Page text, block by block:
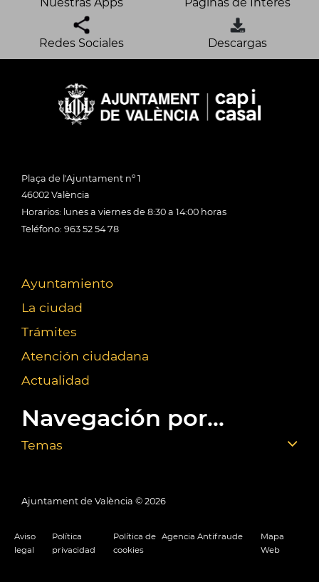
Redes Sociales Descargas
Plaça de l'Ajuntament nº 1
46002 València
Horarios: lunes a viernes de 8:30 a 14:00 horas
Teléfono: 963 52 54 78
Ayuntamiento
La ciudad
Trámites
Atención ciudadana
Actualidad
Navegación por...
Temas
Ajuntament de València © 2026
Aviso
legal
Política
privacidad
Política de
cookies
Agencia Antifraude
Mapa
Web